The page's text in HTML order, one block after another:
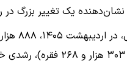
نشان‌دهنده یک تغییر بزرگ